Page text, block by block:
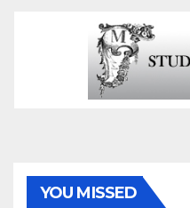
YOU MISSED